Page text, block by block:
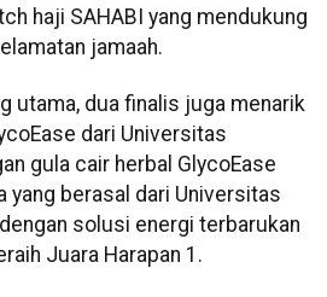
haji SAHABI yang mendukung
jamaah.
utama, dua finalis juga menarik
dari Universitas
gula cair herbal GlycoEase
yang berasal dari Universitas
solusi energi terbarukan
Juara Harapan 1.